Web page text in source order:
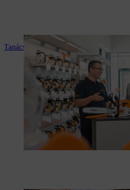
Tanácsadás